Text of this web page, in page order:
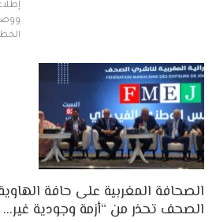
الصحافة المغربية على حافة
الصحف تحذر من “أزمة وجودية غير…